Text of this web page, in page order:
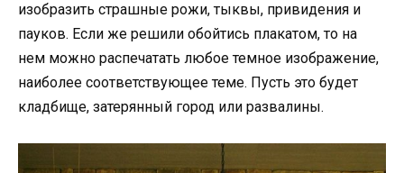
изобразить страшные рожи, тыквы, привидения и
пауков. Если же решили обойтись плакатом, то на
нем можно распечатать любое темное изображение,
наиболее соответствующее теме. Пусть это будет
кладбище, затерянный город или развалины.